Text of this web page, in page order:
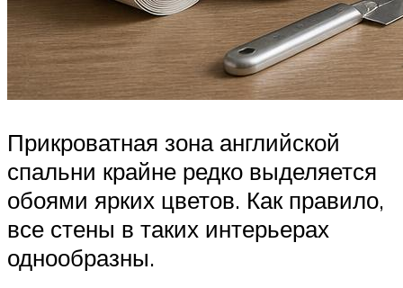
Прикроватная зона английской
спальни крайне редко выделяется
обоями ярких цветов. Как правило,
все стены в таких интерьерах
однообразны.